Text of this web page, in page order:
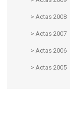
> Actas 2008
> Actas 2007
> Actas 2006
> Actas 2005